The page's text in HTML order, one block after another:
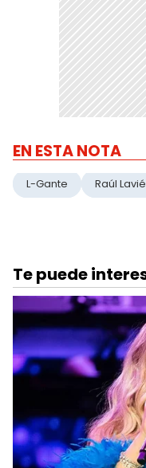
EN ESTA NOTA
L-Gante Raúl Lavié